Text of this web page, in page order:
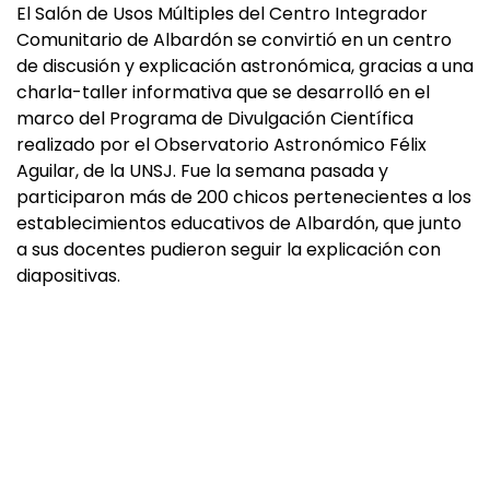
El Salón de Usos Múltiples del Centro Integrador
Comunitario de Albardón se convirtió en un centro
de discusión y explicación astronómica, gracias a una
charla-taller informativa que se desarrolló en el
marco del Programa de Divulgación Científica
realizado por el Observatorio Astronómico Félix
Aguilar, de la UNSJ. Fue la semana pasada y
participaron más de 200 chicos pertenecientes a los
establecimientos educativos de Albardón, que junto
a sus docentes pudieron seguir la explicación con
diapositivas.